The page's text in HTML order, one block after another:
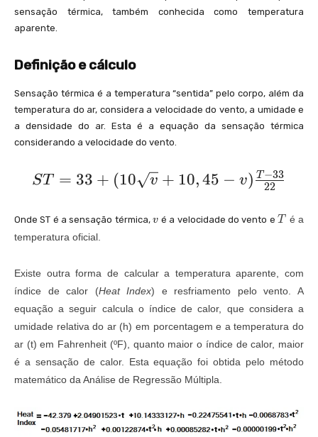
sensação térmica, também conhecida como temperatura
aparente.
Definição e cálculo
Sensação térmica é a temperatura “sentida” pelo corpo, além da
temperatura do ar, considera a velocidade do vento, a umidade e
a densidade do ar. Esta é a equação da sensação térmica
considerando a velocidade do vento.
S
=
3
+
(
1
0
\
s
q
rt
{
ST = 33 + (10 v + 10,45 − v) 22
T −33
Onde ST é a sensação térmica,v
v é a velocidade do vento e T
T é a
temperatura oficial.
Existe outra forma de calcular a temperatura aparente, com
índice de calor (Heat Index) e resfriamento pelo vento. A
equação a seguir calcula o índice de calor, que considera a
umidade relativa do ar (h) em porcentagem e a temperatura do
ar (t) em Fahrenheit (ºF), quanto maior o índice de calor, maior
é a sensação de calor. Esta equação foi obtida pelo método
matemático da Análise de Regressão Múltipla.